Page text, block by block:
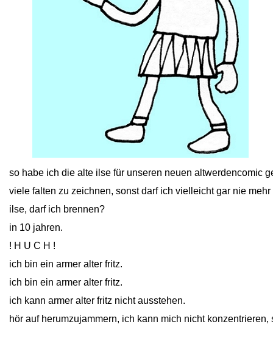
so habe ich die alte ilse für unseren neuen altwerdencomic
viele falten zu zeichnen, sonst darf ich vielleicht gar nie mehr
ilse, darf ich brennen?
in 10 jahren.
! H U C H !
ich bin ein armer alter fritz.
ich bin ein armer alter fritz.
ich kann armer alter fritz nicht ausstehen.
hör auf herumzujammern, ich kann mich nicht konzentrieren,